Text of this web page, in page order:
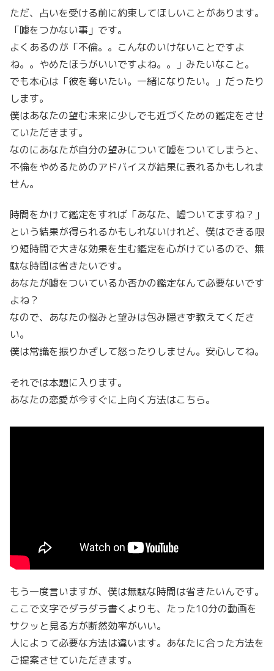
ただ、占いを受ける前に約束してほしいことがあります。
「嘘をつかない事」です。
よくあるのが「不倫。。こんなのいけないことですよ
ね。。やめたほうがいいですよね。。」みたいなこと。
でも本心は「彼を奪いたい。一緒になりたい。」だったり
します。
僕はあなたの望む未来に少しでも近づくための鑑定をさせ
ていただきます。
なのにあなたが自分の望みについて嘘をついてしまうと、
不倫をやめるためのアドバイスが結果に表れるかもしれま
せん。
時間をかけて鑑定をすれば「あなた、嘘ついてますね？」
という結果が得られるかもしれないけれど、僕はできる限
り短時間で大きな効果を生む鑑定を心がけているので、無
駄な時間は省きたいです。
あなたが嘘をついているか否かの鑑定なんて必要ないです
よね？
なので、あなたの悩みと望みは包み隠さず教えてくださ
い。
僕は常識を振りかざして怒ったりしません。安心してね。
それでは本題に入ります。
あなたの恋愛が今すぐに上向く方法はこちら。
もう一度言いますが、僕は無駄な時間は省きたいんです。
ここで文字でダラダラ書くよりも、たった10分の動画を
サクッと見る方が断然効率がいい。
人によって必要な方法は違います。あなたに合った方法を
ご提案させていただきます。